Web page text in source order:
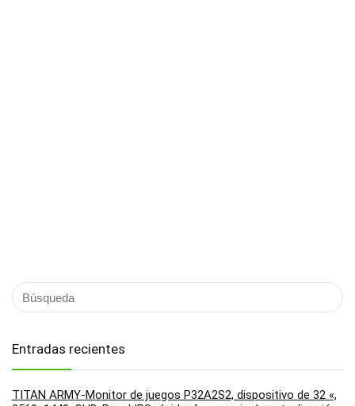
Entradas recientes
TITAN ARMY-Monitor de juegos P32A2S2, dispositivo de 32 «,